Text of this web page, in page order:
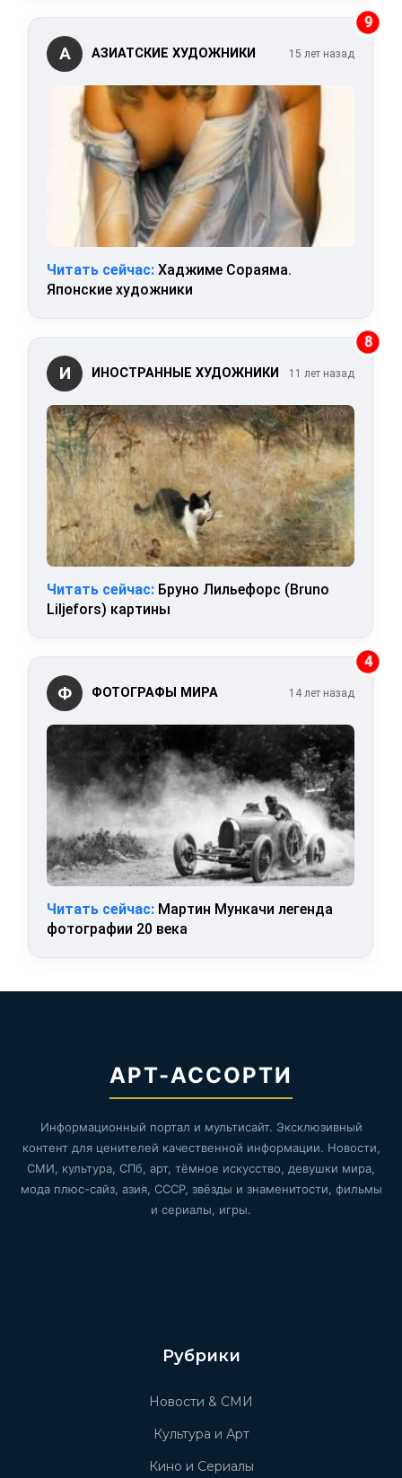
9
А АЗИАТСКИЕ ХУДОЖНИКИ 15 лет назад
Читать сейчас: Хаджиме Сораяма.
Японские художники
8
И ИНОСТРАННЫЕ ХУДОЖНИКИ 11 лет назад
Читать сейчас: Бруно Лильефорс (Bruno
Liljefors) картины
4
Ф ФОТОГРАФЫ МИРА 14 лет назад
Читать сейчас: Мартин Мункачи легенда
фотографии 20 века
АРТ-АССОРТИ
Информационный портал и мультисайт. Эксклюзивный
контент для ценителей качественной информации. Новости,
СМИ, культура, СПб, арт, тёмное искусство, девушки мира,
мода плюс-сайз, азия, СССР, звёзды и знаменитости, фильмы
и сериалы, игры.
Рубрики
Новости & СМИ
Культура и Арт
Кино и Сериалы